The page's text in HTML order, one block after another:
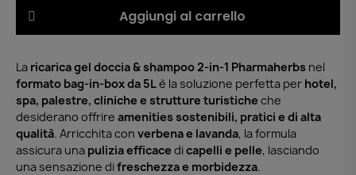
Aggiungi al carrello
La ricarica gel doccia & shampoo 2-in-1 Pharmaherbs nel
formato bag-in-box da 5Lè la soluzione perfetta per hotel,
spa, palestre, cliniche e strutture turistiche che
desiderano offrire amenities sostenibili, pratici e di alta
qualità. Arricchita con verbena e lavanda, la formula
assicura una pulizia efficace dicapelli e pelle, lasciando
una sensazione difreschezza e morbidezza.